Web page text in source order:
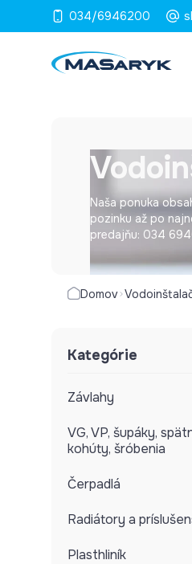
034/6946200
Naša ponuka
pozinku až po
predajňu: 034
Domov
Kategórie
Závlahy
VG, VP, šupáky,
kohúty, šróbenia
Čerpadlá
Radiátory a
Plasthliník